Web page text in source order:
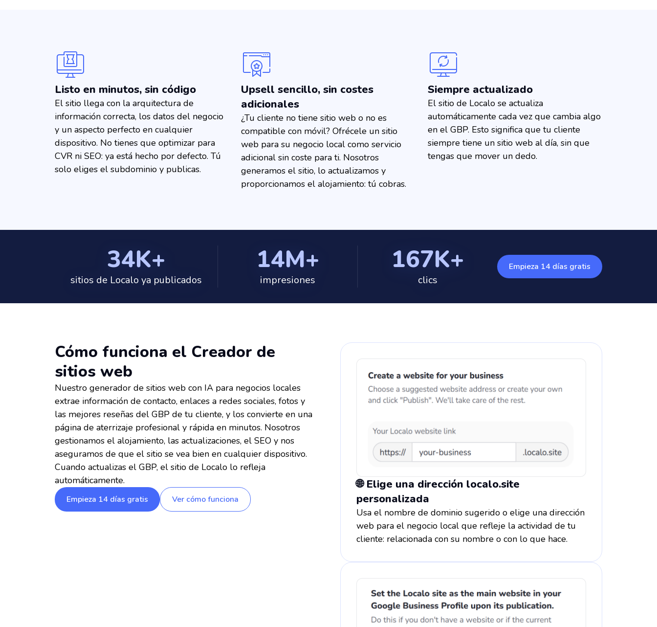
Listo en minutos, sin código
El sitio llega con la arquitectura de
información correcta, los datos del negocio
y un aspecto perfecto en cualquier
dispositivo. No tienes que optimizar para
CVR ni SEO: ya está hecho por defecto. Tú
solo eliges el subdominio y publicas.
Upsell sencillo, sin costes
adicionales
¿Tu cliente no tiene sitio web o no es
compatible con móvil? Ofrécele un sitio
web para su negocio local como servicio
adicional sin coste para ti. Nosotros
generamos el sitio, lo actualizamos y
proporcionamos el alojamiento: tú cobras.
Siempre actualizado
El sitio de Localo se actualiza
automáticamente cada vez que cambia algo
en el GBP. Esto significa que tu cliente
siempre tiene un sitio web al día, sin que
tengas que mover un dedo.
34K+
sitios de Localo ya publicados
14M+
impresiones
167K+
clics
Empieza 14 días gratis
Cómo funciona el Creador de
sitios web
Nuestro generador de sitios web con IA para negocios locales
extrae información de contacto, enlaces a redes sociales, fotos y
las mejores reseñas del GBP de tu cliente, y los convierte en una
página de aterrizaje profesional y rápida en minutos. Nosotros
gestionamos el alojamiento, las actualizaciones, el SEO y nos
aseguramos de que el sitio se vea bien en cualquier dispositivo.
Cuando actualizas el GBP, el sitio de Localo lo refleja
automáticamente.
Empieza 14 días gratis Ver cómo funciona
🌐 Elige una dirección localo.site
personalizada
Usa el nombre de dominio sugerido o elige una dirección
web para el negocio local que refleje la actividad de tu
cliente: relacionada con su nombre o con lo que hace.